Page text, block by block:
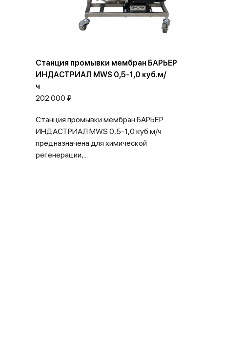
Станция промывки мембран БАРЬЕР
ИНДАСТРИАЛ MWS 0,5-1,0 куб.м/
ч
202 000 ₽
Станция промывки мембран БАРЬЕР
ИНДАСТРИАЛ MWS 0,5-1,0 куб.м/ч
предназначена для химической
регенерации,...